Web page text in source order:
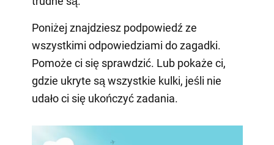
Poniżej znajdziesz podpowiedź ze
wszystkimi odpowiedziami do zagadki.
Pomoże ci się sprawdzić. Lub pokaże ci,
gdzie ukryte są wszystkie kulki, jeśli nie
udało ci się ukończyć zadania.